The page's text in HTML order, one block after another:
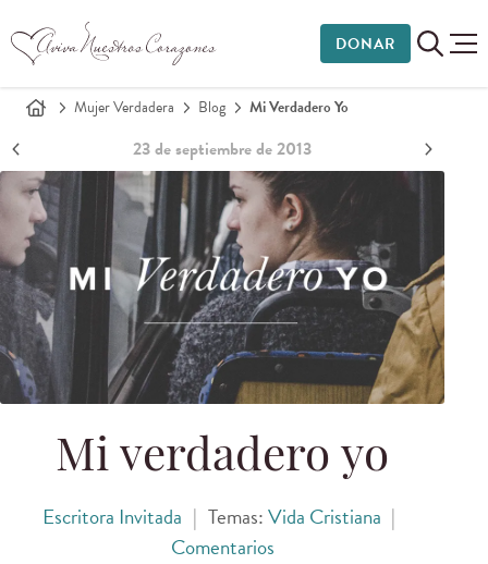
DONAR
Mujer Verdadera Blog Mi Verdadero Yo
23 de septiembre de 2013
Mi verdadero yo
Escritora Invitada | Temas:Vida Cristiana |
Comentarios